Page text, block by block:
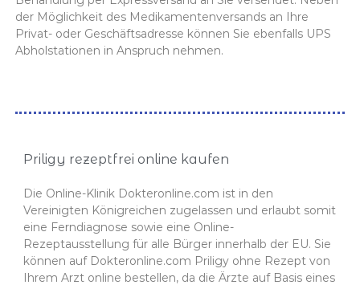
der Möglichkeit des Medikamentenversands an Ihre
Privat- oder Geschäftsadresse können Sie ebenfalls UPS
Abholstationen in Anspruch nehmen.
Priligy rezeptfrei online kaufen
Die Online-Klinik Dokteronline.com ist in den
Vereinigten Königreichen zugelassen und erlaubt somit
eine Ferndiagnose sowie eine Online-
Rezeptausstellung für alle Bürger innerhalb der EU. Sie
können auf Dokteronline.com Priligy ohne Rezept von
Ihrem Arzt online bestellen, da die Ärzte auf Basis eines